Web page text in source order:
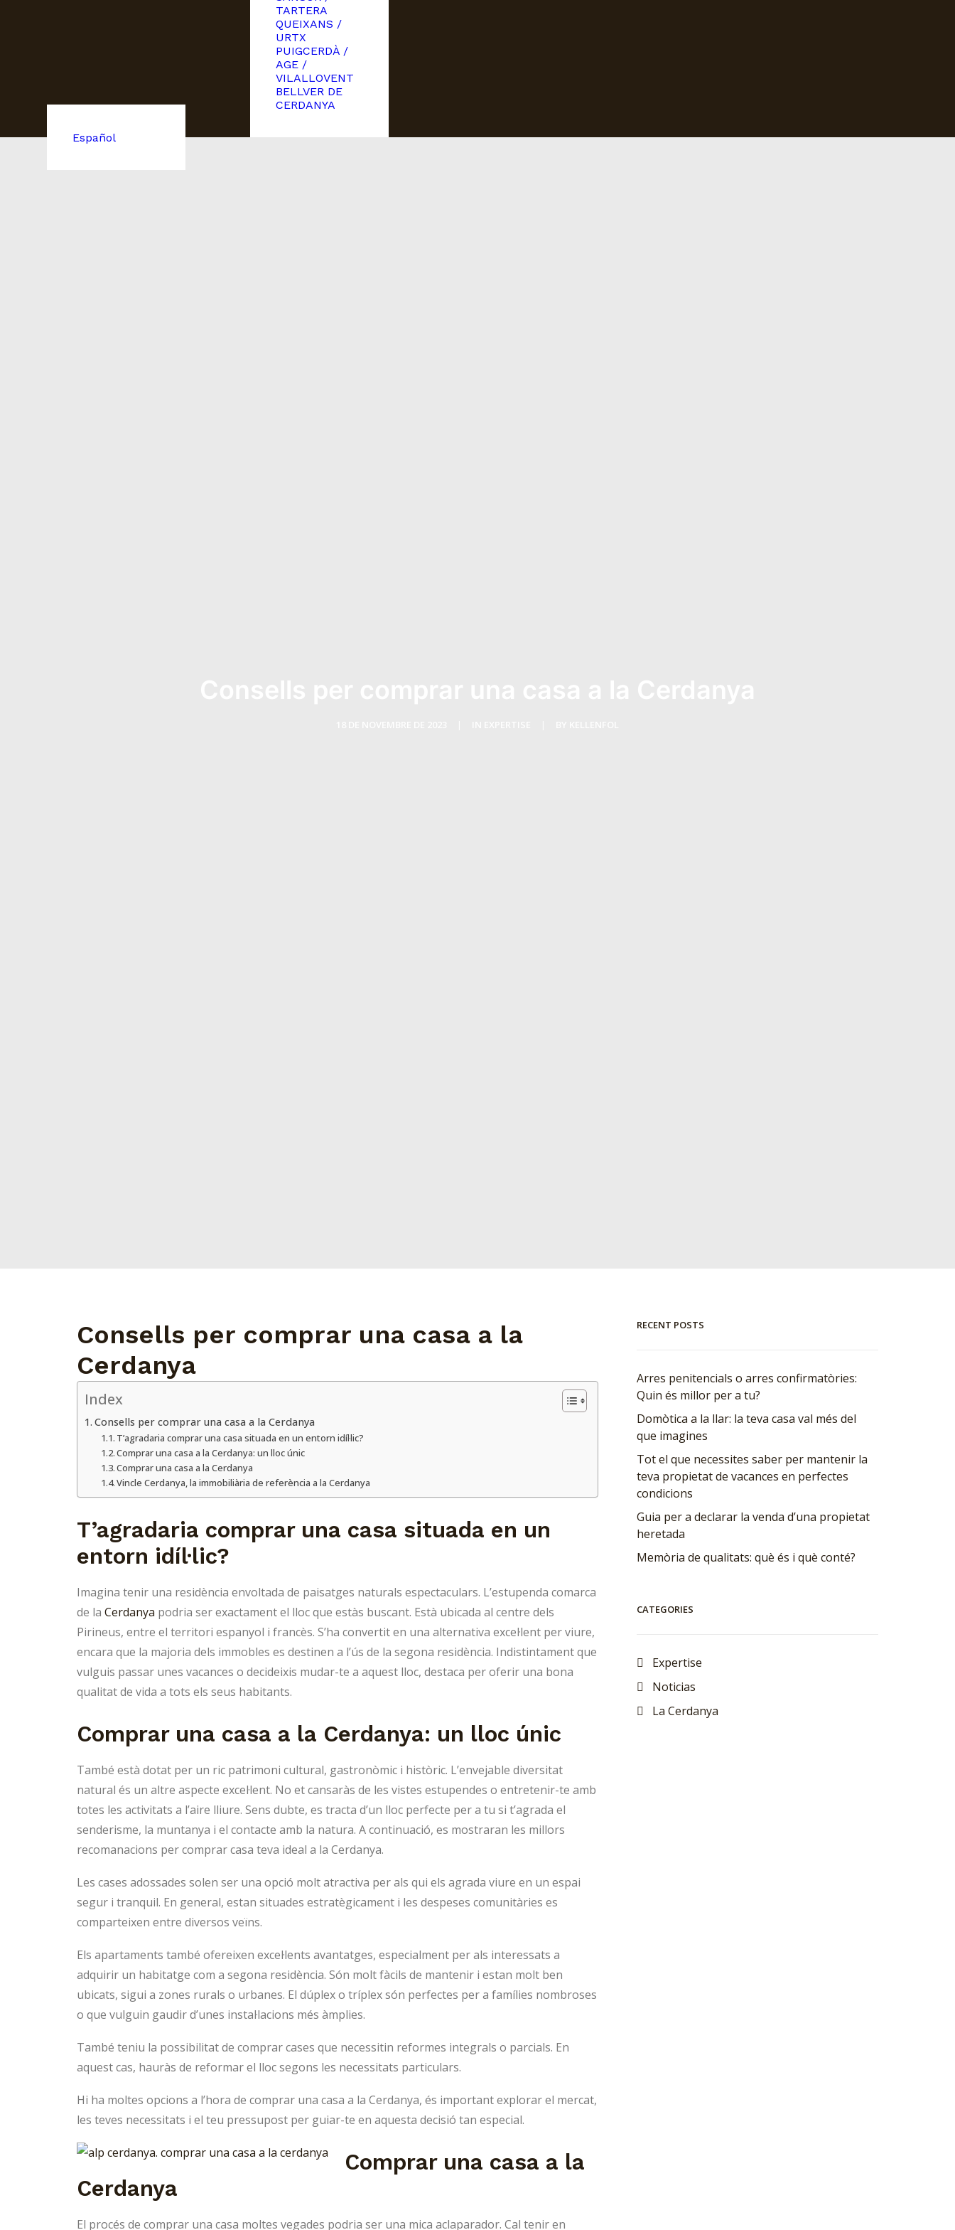
Español
TARTERA
QUEIXANS /
URTX
PUIGCERDÀ /
AGE /
VILALLOVENT
BELLVER DE
CERDANYA
Consells per comprar una casa a la
Cerdanya
Index
Consells per comprar una casa a la Cerdanya
T’agradaria comprar una casa situada en un entorn idíl·lic?
Comprar una casa a la Cerdanya: un lloc únic
Comprar una casa a la Cerdanya
Vincle Cerdanya, la immobiliària de referència a la Cerdanya
T’agradaria comprar una casa situada en un
entorn idíl·lic?
Imagina tenir una residència envoltada de paisatges naturals espectaculars. L’estupenda comarca
de la Cerdanya podria ser exactament el lloc que estàs buscant. Està ubicada al centre dels
Pirineus, entre el territori espanyol i francès. S’ha convertit en una alternativa excel·lent per viure,
encara que la majoria dels immobles es destinen a l’ús de la segona residència. Indistintament que
vulguis passar unes vacances o decideixis mudar-te a aquest lloc, destaca per oferir una bona
qualitat de vida a tots els seus habitants.
Comprar una casa a la Cerdanya: un lloc únic
També està dotat per un ric patrimoni cultural, gastronòmic i històric. L’envejable diversitat
natural és un altre aspecte excel·lent. No et cansaràs de les vistes estupendes o entretenir-te amb
totes les activitats a l’aire lliure. Sens dubte, es tracta d’un lloc perfecte per a tu si t’agrada el
senderisme, la muntanya i el contacte amb la natura. A continuació, es mostraran les millors
recomanacions per comprar casa teva ideal a la Cerdanya.
Les cases adossades solen ser una opció molt atractiva per als qui els agrada viure en un espai
segur i tranquil. En general, estan situades estratègicament i les despeses comunitàries es
comparteixen entre diversos veïns.
Els apartaments també ofereixen excel·lents avantatges, especialment per als interessats a
adquirir un habitatge com a segona residència. Són molt fàcils de mantenir i estan molt ben
ubicats, sigui a zones rurals o urbanes. El dúplex o tríplex són perfectes per a famílies nombroses
o que vulguin gaudir d’unes instal·lacions més àmplies.
També teniu la possibilitat de comprar cases que necessitin reformes integrals o parcials. En
aquest cas, hauràs de reformar el lloc segons les necessitats particulars.
Hi ha moltes opcions a l’hora de comprar una casa a la Cerdanya, és important explorar el mercat,
les teves necessitats i el teu pressupost per guiar-te en aquesta decisió tan especial.
Comprar una casa a la
Cerdanya
El procés de comprar una casa moltes vegades podria ser una mica aclaparador. Cal tenir en
RECENT POSTS
Arres penitencials o arres confirmatòries:
Quin és millor per a tu?
Domòtica a la llar: la teva casa val més del
que imagines
Tot el que necessites saber per mantenir la
teva propietat de vacances en perfectes
condicions
Guia per a declarar la venda d’una propietat
heretada
Memòria de qualitats: què és i què conté?
CATEGORIES
Expertise
Noticias
La Cerdanya